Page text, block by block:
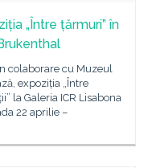
„Între țărmuri” în
colaborare cu Muzeul
expoziția „Între
la Galeria ICR Lisabona
22 aprilie –